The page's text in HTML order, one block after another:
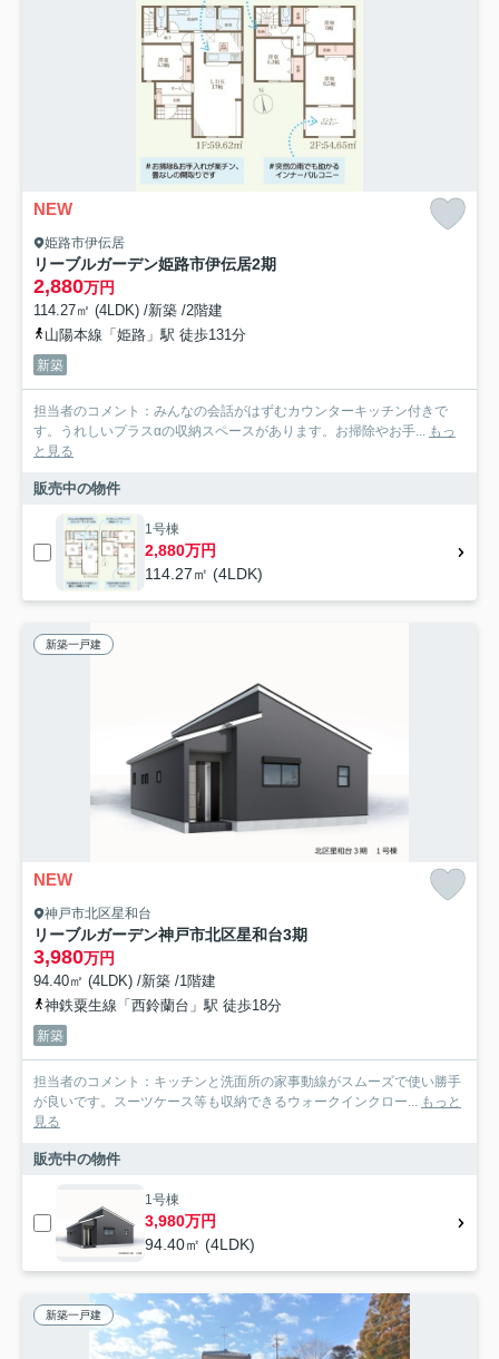
NEW
姫路市伊伝居
リーブルガーデン姫路市伊伝居2期
2,880万円
114.27㎡ (4LDK) /新築 /2階建
山陽本線「姫路」駅 徒歩131分
新築
担当者のコメント：みんなの会話がはずむカウンターキッチン付きで
す。うれしいプラスαの収納スペースがあります。お掃除やお手... もっ
と見る
販売中の物件
1号棟
2,880万円
114.27㎡ (4LDK)
新築一戸建
NEW
神戸市北区星和台
リーブルガーデン神戸市北区星和台3期
3,980万円
94.40㎡ (4LDK) /新築 /1階建
神鉄粟生線「西鈴蘭台」駅 徒歩18分
新築
担当者のコメント：キッチンと洗面所の家事動線がスムーズで使い勝手
が良いです。スーツケース等も収納できるウォークインクロー... もっと
見る
販売中の物件
1号棟
3,980万円
94.40㎡ (4LDK)
新築一戸建